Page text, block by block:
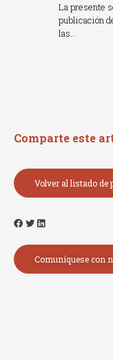
La presente
publicación
las…
Comparte este
Volver al listado de
Comuníquese con